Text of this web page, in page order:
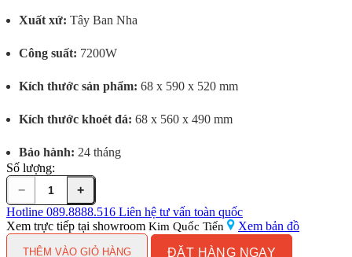
Xuất xứ: Tây Ban Nha
Công suất: 7200W
Kích thước sản phẩm: 68 x 590 x 520 mm
Kích thước khoét đá: 68 x 560 x 490 mm
Bảo hành: 24 tháng
Số lượng:
từ
CATA
IB
6203
−
+
Hotline 089.8888.516 Liên hệ tư vấn toàn quốc
Xem trực tiếp tại showroom Kim Quốc Tiến Xem bản đồ
THÊM VÀO GIỎ HÀNG ĐẶT HÀNG NGAY